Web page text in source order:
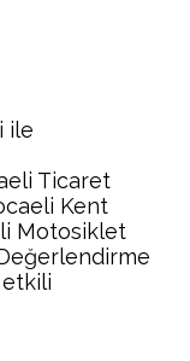
ile
Ticaret
Kent
Motosiklet
Değerlendirme
etkili